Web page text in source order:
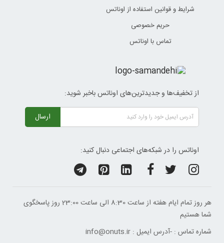
شرایط و قوانین استفاده از اوناتس
حریم خصوصی
تماس با اوناتس
از تخفیف‌ها و جدیدترین‌های اوناتس باخبر شوید:
ارسال
اوناتس را در شبکه‌های اجتماعی دنبال کنید:
هر روز تمام ایام هفته از ساعت 8:30 الی ساعت 23:00 ‌روز پاسخگوی
شما هستیم
شماره تماس : -آدرس ایمیل : info@onuts.ir